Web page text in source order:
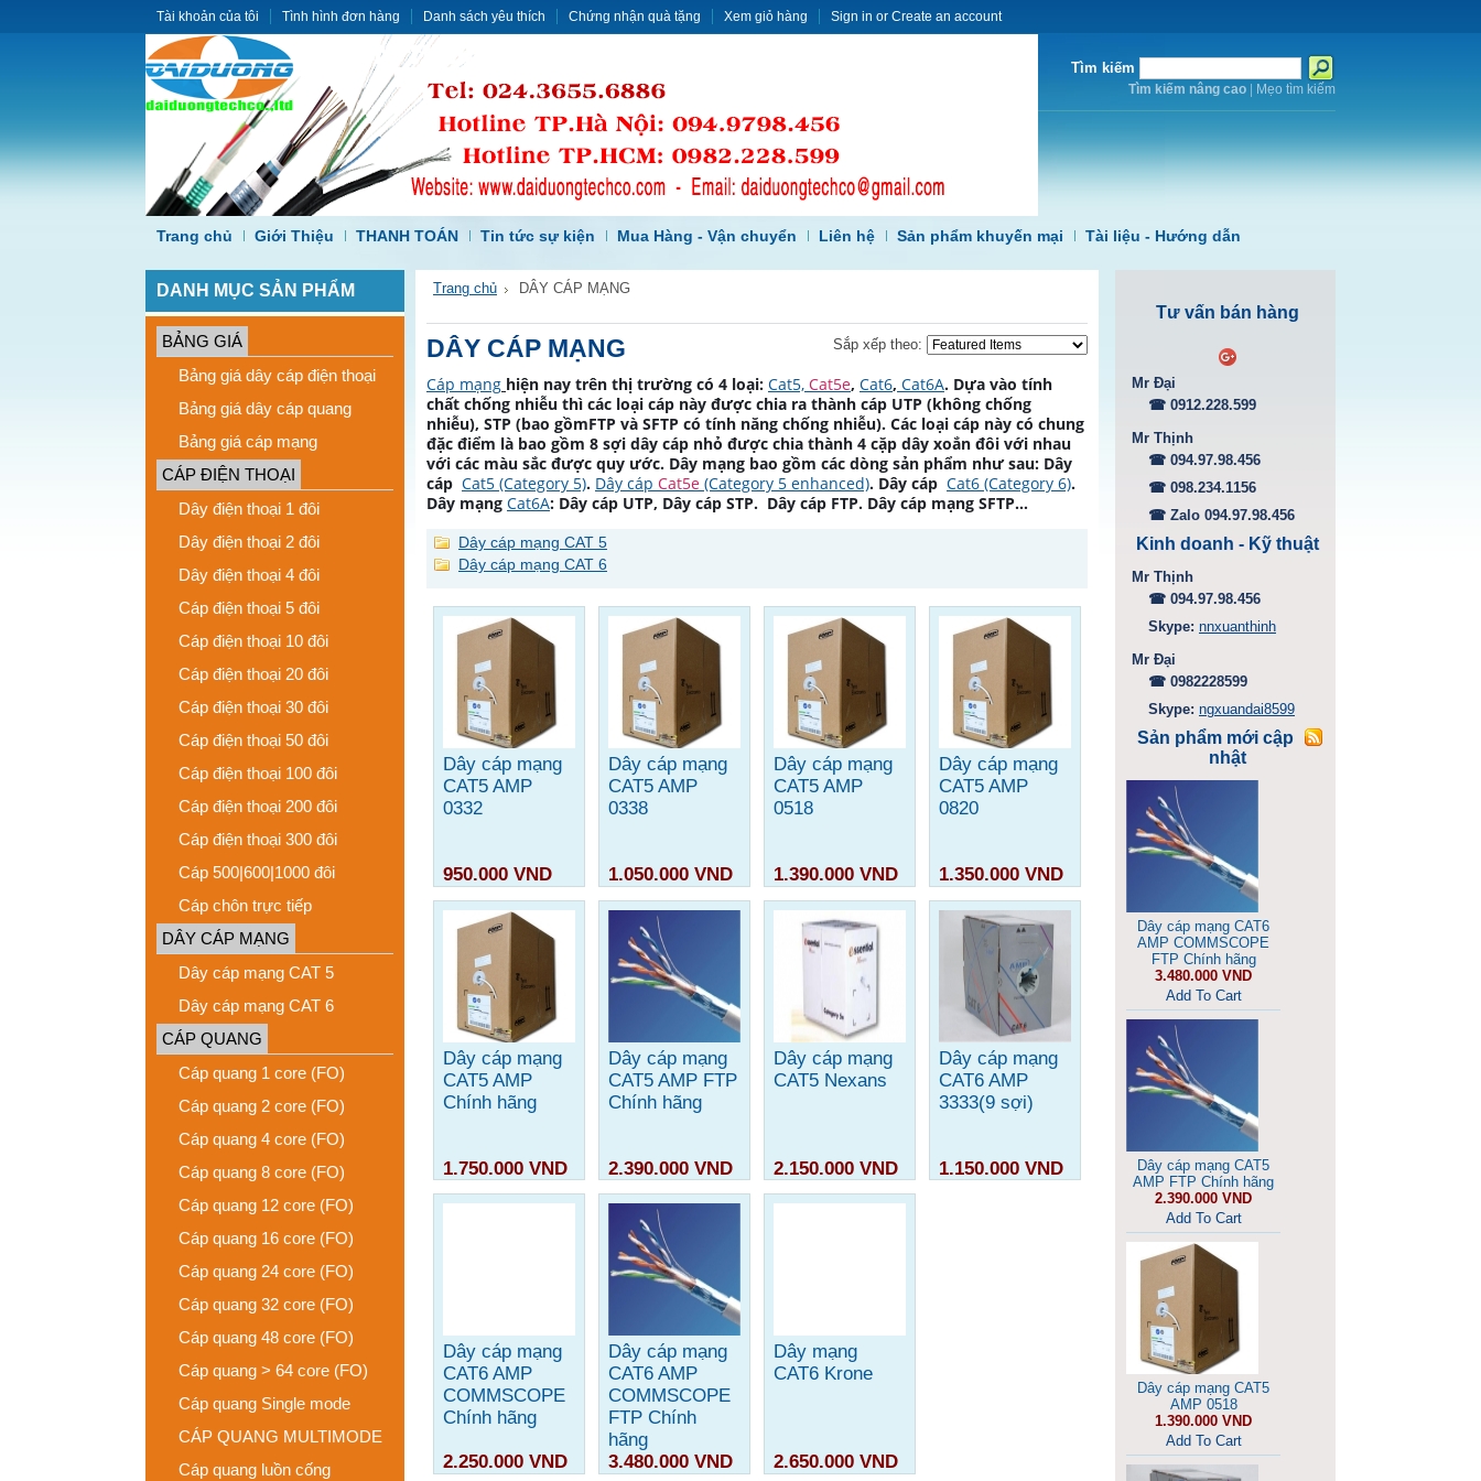
Tài khoản của tôi Tình hình đơn hàng Danh sách yêu thích Chứng nhận quà tặng Xem giỏ hàng Sign in or Create an account
Tìm kiếm
Tìm kiếm nâng cao Mẹo tìm kiếm
Trang chủ Giới Thiệu THANH TOÁN Tin tức sự kiện Mua Hàng - Vận chuyển Liên hệ Sản phẩm khuyến mại Tài liệu - Hướng dẫn
DANH MỤC SẢN PHẨM
BẢNG GIÁ
Bảng giá dây cáp điện thoại
Bảng giá dây cáp quang
Bảng giá cáp mạng
CÁP ĐIỆN THOẠI
Dây điện thoại 1 đôi
Dây điện thoại 2 đôi
Dây điện thoại 4 đôi
Cáp điện thoại 5 đôi
Cáp điện thoại 10 đôi
Cáp điện thoại 20 đôi
Cáp điện thoại 30 đôi
Cáp điện thoại 50 đôi
Cáp điện thoại 100 đôi
Cáp điện thoại 200 đôi
Cáp điện thoại 300 đôi
Cáp 500|600|1000 đôi
Cáp chôn trực tiếp
DÂY CÁP MẠNG
Dây cáp mạng CAT 5
Dây cáp mạng CAT 6
CÁP QUANG
Cáp quang 1 core (FO)
Cáp quang 2 core (FO)
Cáp quang 4 core (FO)
Cáp quang 8 core (FO)
Cáp quang 12 core (FO)
Cáp quang 16 core (FO)
Cáp quang 24 core (FO)
Cáp quang 32 core (FO)
Cáp quang 48 core (FO)
Cáp quang > 64 core (FO)
Cáp quang Single mode
CÁP QUANG MULTIMODE
Cáp quang luồn cống
Trang chủ DÂY CÁP MẠNG
Sắp xếp theo:
DÂY CÁP MẠNG
Cáp mạng hiện nay trên thị trường có 4 loại: Cat5, Cat5e, Cat6, Cat6A. Dựa vào tính
chất chống nhiễu thì các loại cáp này được chia ra thành cáp UTP (không chống
nhiễu), STP (bao gồmFTP và SFTP có tính năng chống nhiễu). Các loại cáp này có chung
đặc điểm là bao gồm 8 sợi dây cáp nhỏ được chia thành 4 cặp dây xoắn đôi với nhau
với các màu sắc được quy ước. Dây mạng bao gồm các dòng sản phẩm như sau: Dây
cáp Cat5 (Category 5). Dây cáp Cat5e (Category 5 enhanced). Dây cáp Cat6 (Category 6).
Dây mạng Cat6A: Dây cáp UTP, Dây cáp STP. Dây cáp FTP. Dây cáp mạng SFTP…
Dây cáp mạng CAT 5
Dây cáp mạng CAT 6
Dây cáp mạng
CAT5 AMP
0332
950.000 VND
So sánh
Dây cáp mạng
CAT5 AMP
0338
1.050.000 VND
So sánh
Dây cáp mạng
CAT5 AMP
0518
1.390.000 VND
So sánh
Dây cáp mạng
CAT5 AMP
0820
1.350.000 VND
So sánh
Dây cáp mạng
CAT5 AMP
Chính hãng
1.750.000 VND
So sánh
Dây cáp mạng
CAT5 AMP FTP
Chính hãng
2.390.000 VND
So sánh
Dây cáp mạng
CAT5 Nexans
2.150.000 VND
So sánh
Dây cáp mạng
CAT6 AMP
3333(9 sợi)
1.150.000 VND
Dây cáp mạng
CAT6 AMP
COMMSCOPE
Chính hãng
2.250.000 VND
Dây cáp mạng
CAT6 AMP
COMMSCOPE
FTP Chính
hãng
3.480.000 VND
Dây mạng
CAT6 Krone
2.650.000 VND
Tư vấn bán hàng
Mr Đại
☎ 0912.228.599
Mr Thịnh
☎ 094.97.98.456
☎ 098.234.1156
☎ Zalo 094.97.98.456
Kinh doanh - Kỹ thuật
Mr Thịnh
☎ 094.97.98.456
Skype: nnxuanthinh
Mr Đại
☎ 0982228599
Skype: ngxuandai8599
Sản phẩm mới cập
nhật
Dây cáp mạng CAT6
AMP COMMSCOPE
FTP Chính hãng
3.480.000 VND
Add To Cart
Dây cáp mạng CAT5
AMP FTP Chính hãng
2.390.000 VND
Add To Cart
Dây cáp mạng CAT5
AMP 0518
1.390.000 VND
Add To Cart